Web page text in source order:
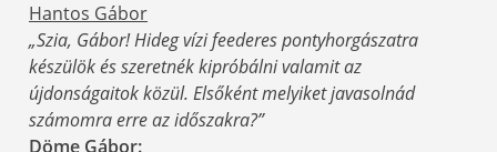
Hantos Gábor
„Szia, Gábor! Hideg vízi feederes pontyhorgászatra
készülök és szeretnék kipróbálni valamit az
újdonságaitok közül. Elsőként melyiket javasolnád
számomra erre az időszakra?”
Döme Gábor: